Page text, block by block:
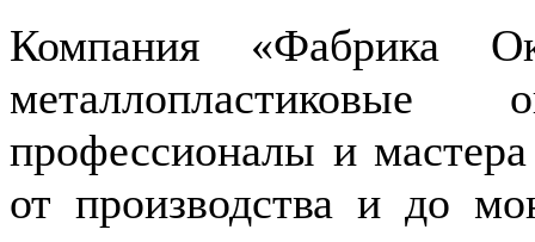
Компания «Фабрика
профессионалы и мастера
от производства и до